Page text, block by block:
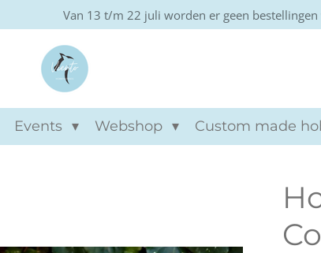
Van 13 t/m 22 juli worden er geen
Events Webshop Custom made